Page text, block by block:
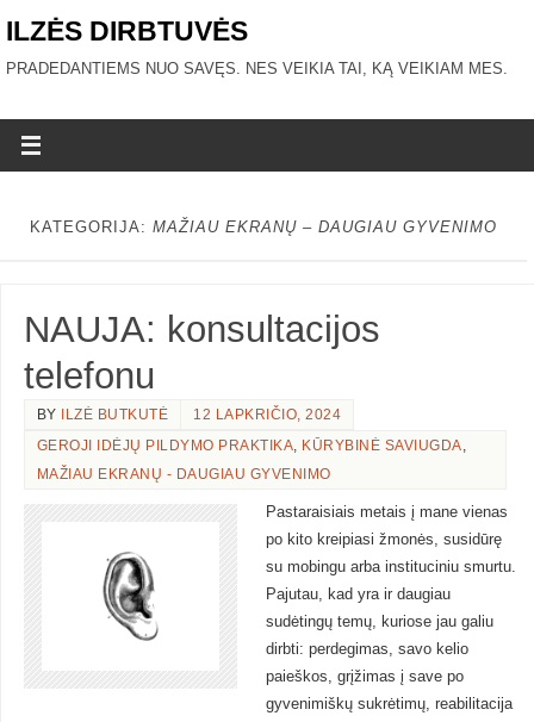
ILZĖS DIRBTUVĖS
PRADEDANTIEMS NUO SAVĘS. NES VEIKIA TAI, KĄ VEIKIAM MES.
KATEGORIJA: MAŽIAU EKRANŲ – DAUGIAU GYVENIMO
NAUJA: konsultacijos
telefonu
BY ILZĖ BUTKUTĖ
12 LAPKRIČIO, 2024
GEROJI IDĖJŲ PILDYMO PRAKTIKA, KŪRYBINĖ SAVIUGDA,
MAŽIAU EKRANŲ - DAUGIAU GYVENIMO
Pastaraisiais metais į mane vienas
po kito kreipiasi žmonės, susidūrę
su mobingu arba instituciniu smurtu.
Pajutau, kad yra ir daugiau
sudėtingų temų, kuriose jau galiu
dirbti: perdegimas, savo kelio
paieškos, grįžimas į save po
gyvenimiškų sukrėtimų, reabilitacija